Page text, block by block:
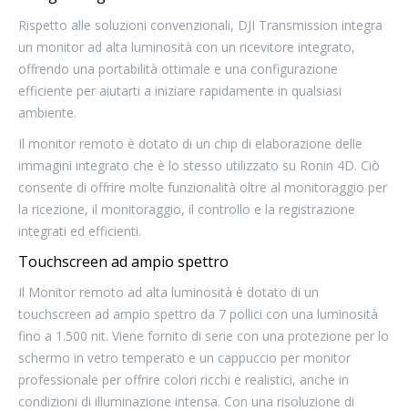
Rispetto alle soluzioni convenzionali, DJI Transmission integra
un monitor ad alta luminosità con un ricevitore integrato,
offrendo una portabilità ottimale e una configurazione
efficiente per aiutarti a iniziare rapidamente in qualsiasi
ambiente.
Il monitor remoto è dotato di un chip di elaborazione delle
immagini integrato che è lo stesso utilizzato su Ronin 4D. Ciò
consente di offrire molte funzionalità oltre al monitoraggio per
la ricezione, il monitoraggio, il controllo e la registrazione
integrati ed efficienti.
Touchscreen ad ampio spettro
Il Monitor remoto ad alta luminosità è dotato di un
touchscreen ad ampio spettro da 7 pollici con una luminosità
fino a 1.500 nit. Viene fornito di serie con una protezione per lo
schermo in vetro temperato e un cappuccio per monitor
professionale per offrire colori ricchi e realistici, anche in
condizioni di illuminazione intensa. Con una risoluzione di